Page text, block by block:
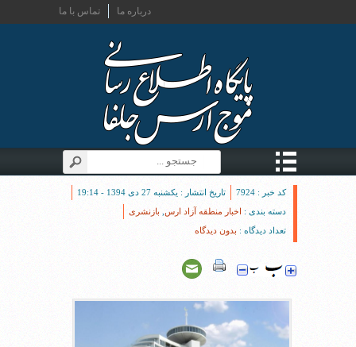
تماس با ما درباره ما
کد خبر : 7924
تاریخ انتشار : یکشنبه 27 دی 1394 - 19:14
دسته بندی : اخبار منطقه آزاد ارس
بازنشری
تعداد دیدگاه : بدون دیدگاه